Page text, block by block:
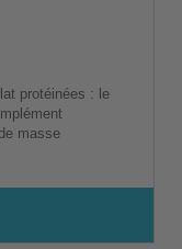
protéinées : le
masse